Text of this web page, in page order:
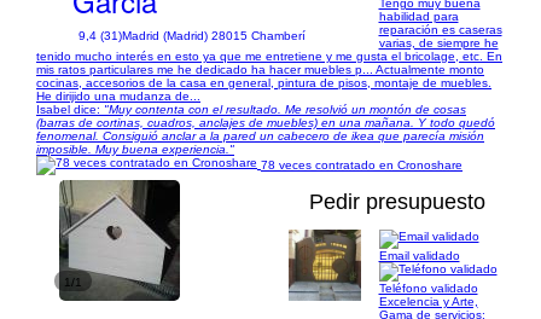
9,4 (31)Madrid (Madrid) 28015 Chamberí
habilidad para
reparación es caseras
varias, de siempre he
tenido mucho interés en esto ya que me entretiene y me gusta el bricolage, etc. En
mis ratos particulares me he dedicado ha hacer muebles p... Actualmente monto
cocinas, accesorios de la casa en general, pintura de pisos, montaje de muebles.
He dirijido una mudanza de...
Isabel dice: "Muy contenta con el resultado. Me resolvió un montón de cosas
(barras de cortinas, cuadros, anclajes de muebles) en una mañana. Y todo quedó
fenomenal. Consiguió anclar a la pared un cabecero de ikea que parecía misión
imposible. Muy buena experiencia."
78 veces contratado en Cronoshare
1/1
Pedir presupuesto
Email validado
Teléfono validado
Excelencia y Arte,
Gama de servicios: